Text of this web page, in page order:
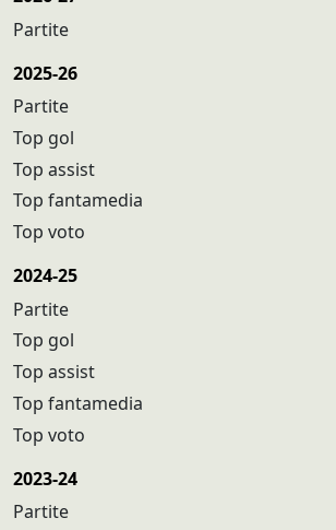
Partite
2025-26
Partite
Top gol
Top assist
Top fantamedia
Top voto
2024-25
Partite
Top gol
Top assist
Top fantamedia
Top voto
2023-24
Partite